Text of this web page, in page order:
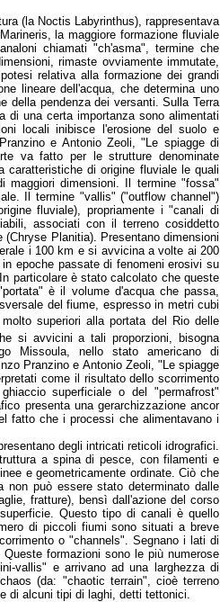
(la Noctis Labyrinthus), rappresentava
la maggiore formazione fluviale
chiamati "ch'asma", termine che
rimaste ovviamente immutate,
relativa alla formazione dei grandi
lineare dell'acqua, che determina uno
della pendenza dei versanti. Sulla Terra
di una certa importanza sono alimentati
locali inibisce l'erosione del suolo e
e Antonio Zeoli, "Le spiagge di
va fatto per le strutture denominate
caratteristiche di origine fluviale le quali
maggiori dimensioni. Il termine "fossa"
Il termine "vallis" ("outflow channel")
fluviale), propriamente i "canali di
associati con il terreno cosiddetto
Planitia). Presentano dimensioni
i 100 km e si avvicina a volte ai 200
epoche passate di fenomeni erosivi su
particolare è stato calcolato che queste
è il volume d'acqua che passa,
del fiume, espresso in metri cubi
superiori alla portata del Rio delle
si avvicini a tali proporzioni, bisogna
Missoula, nello stato americano di
Pranzino e Antonio Zeoli, "Le spiagge
come il risultato dello scorrimento
superficiale o del "permafrost"
presenta una gerarchizzazione ancor
fatto che i processi che alimentavano i
degli intricati reticoli idrografici.
a spina di pesce, con filamenti e
e geometricamente ordinate. Ciò che
può essere stato determinato dalle
fratture), bensì dall'azione del corso
Questo tipo di canali è quello
di piccoli fiumi sono situati a breve
o "channels". Segnano i lati di
formazioni sono le più numerose
vallis" e arrivano ad una larghezza di
(da: "chaotic terrain", cioè terreno
di alcuni tipi di laghi, detti tettonici.